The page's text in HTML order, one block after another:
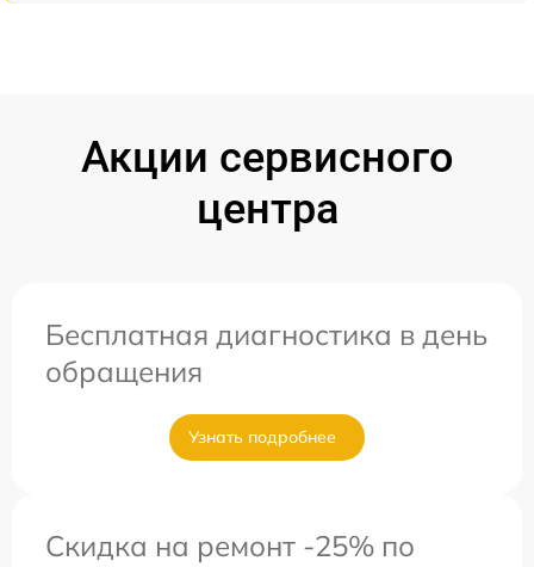
Акции сервисного
центра
Бесплатная диагностика в день
обращения
Узнать подробнее
Скидка на ремонт -25% по